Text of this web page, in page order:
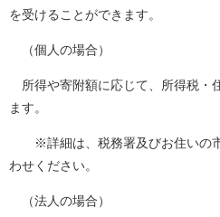
を受けることができます。
（個人の場合）
所得や寄附額に応じて、所得税・
ます。
※詳細は、税務署及びお住いの市
わせください。
（法人の場合）